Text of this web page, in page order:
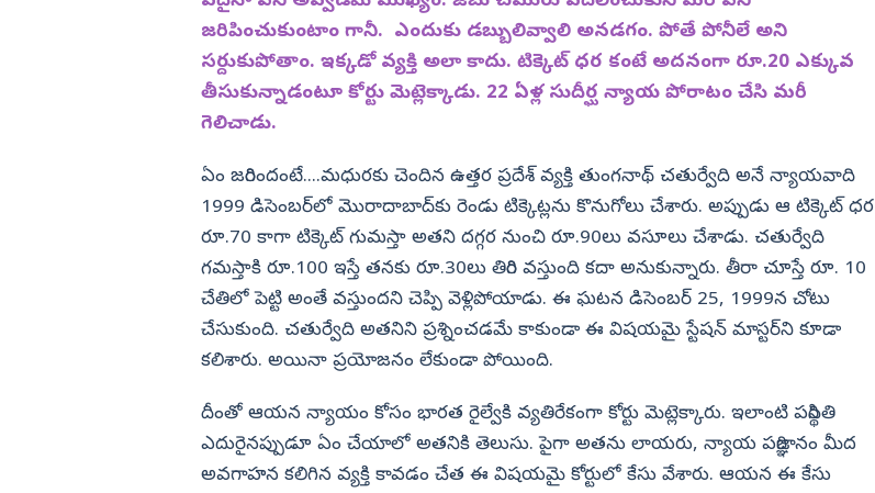
విజయనగరం
పార్వతీపురం మన్యం
పశ్చిమ గోదావరి
వైఎస్సార్
అన్నమయ్య
నిజామాబాద్
కామారెడ్డి
రంగారెడ్డి
వరంగల్
హన్మకొండ
జనగాం
జయశంకర్
మహబూబాబాద్
ములుగు
జరిపించుకుంటాం గానీ. ఎందుకు డబ్బులివ్వాలి అనడగం. పోతే పోనీలే అని
సర్దుకుపోతాం. ఇక్కడో వ్యక్తి అలా కాదు. టిక్కెట్‌ ధర కంటే అదనంగా రూ.20 ఎక్కువ
తీసుకున్నాడంటూ కోర్టు మెట్లెక్కాడు. 22 ఏళ్ల సుదీర్ఘ న్యాయ పోరాటం చేసి మరీ
గెలిచాడు.
ఏం జరిగిందంటే....మధురకు చెందిన ఉత్తర ప్రదేశ్‌ వ్యక్తి తుంగనాథ్‌ చతుర్వేది అనే న్యాయవాది
1999 డిసెంబర్‌లో మొరాదాబాద్‌కు రెండు టిక్కెట్లను కొనుగోలు చేశారు. అప్పుడు ఆ టిక్కెట్‌ ధర
రూ.70 కాగా టిక్కెట్‌ గుమస్తా అతని దగ్గర నుంచి రూ.90లు వసూలు చేశాడు. చతుర్వేది
గమస్తాకి రూ.100 ఇస్తే తనకు రూ.30లు తిరిగి వస్తుంది కదా అనుకున్నారు. తీరా చూస్తే రూ. 10
చేతిలో పెట్టి అంతే వస్తుందని చెప్పి వెళ్లిపోయాడు. ఈ ఘటన డిసెంబర్‌ 25, 1999న చోటు
చేసుకుంది. చతుర్వేది అతనిని ప్రశ్నించడమే కాకుండా ఈ విషయమై స్టేషన్‌ మాస్టర్‌ని కూడా
కలిశారు. అయినా ప్రయోజనం లేకుండా పోయింది.
దీంతో ఆయన న్యాయం కోసం భారత రైల్వేకి వ్యతిరేకంగా కోర్టు మెట్లెక్కారు. ఇలాంటి పరిస్థితి
ఎదురైనప్పుడూ ఏం చేయాలో అతనికి తెలుసు. పైగా అతను లాయరు, న్యాయ పరిజ్ఞానం మీద
అవగాహన కలిగిన వ్యక్తి కావడం చేత ఈ విషయమై కోర్టులో కేసు వేశారు. ఆయన ఈ కేసు
కడపలో మళ్లీ ఫ్యాక్షన్. కూటమి ఎమ్మెల్యేల
గూండాగిరి
చంద్రబాబుపై బొప్పరాజు ఫైర్